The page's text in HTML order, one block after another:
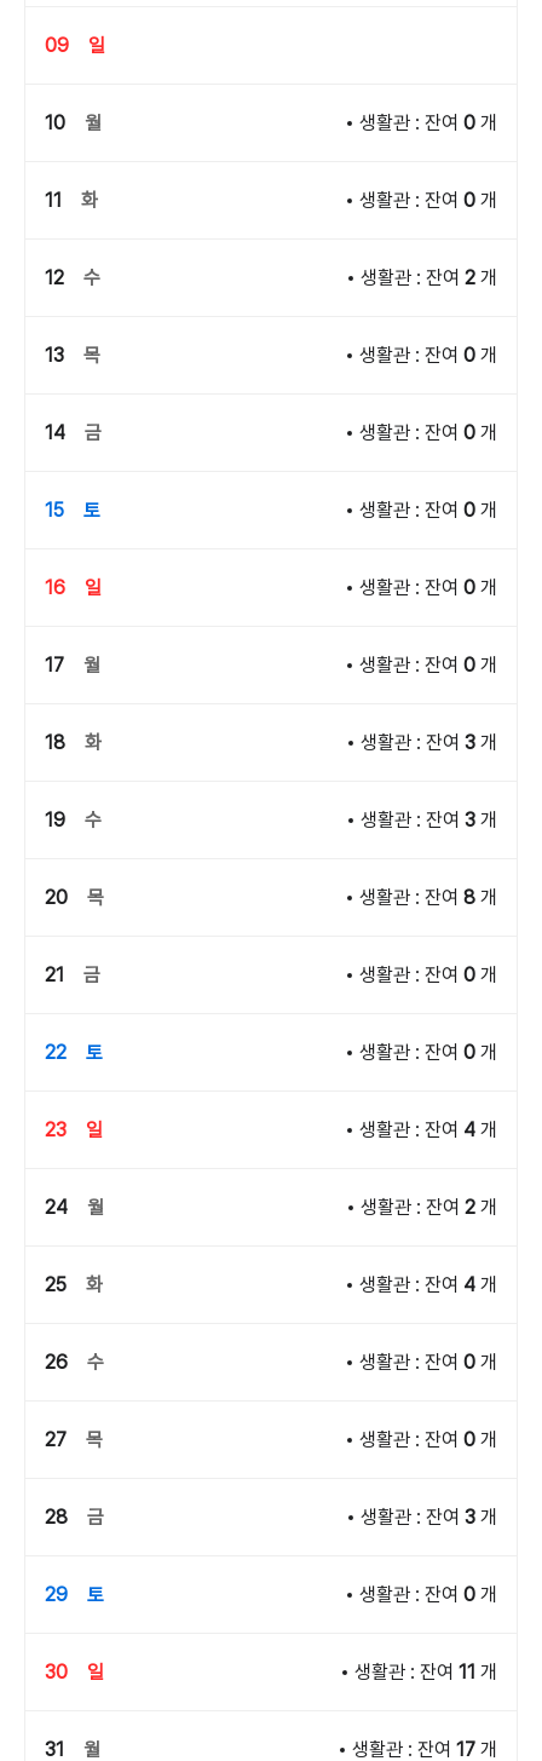
09 일
10 월 생활관 : 잔여 0 개
11 화 생활관 : 잔여 0 개
12 수 생활관 : 잔여 2 개
13 목 생활관 : 잔여 0 개
14 금 생활관 : 잔여 0 개
15 토 생활관 : 잔여 0 개
16 일 생활관 : 잔여 0 개
17 월 생활관 : 잔여 0 개
18 화 생활관 : 잔여 3 개
19 수 생활관 : 잔여 3 개
20 목 생활관 : 잔여 8 개
21 금 생활관 : 잔여 0 개
22 토 생활관 : 잔여 0 개
23 일 생활관 : 잔여 4 개
24 월 생활관 : 잔여 2 개
25 화 생활관 : 잔여 4 개
26 수 생활관 : 잔여 0 개
27 목 생활관 : 잔여 0 개
28 금 생활관 : 잔여 3 개
29 토 생활관 : 잔여 0 개
30 일 생활관 : 잔여 11 개
31 월 생활관 : 잔여 17 개